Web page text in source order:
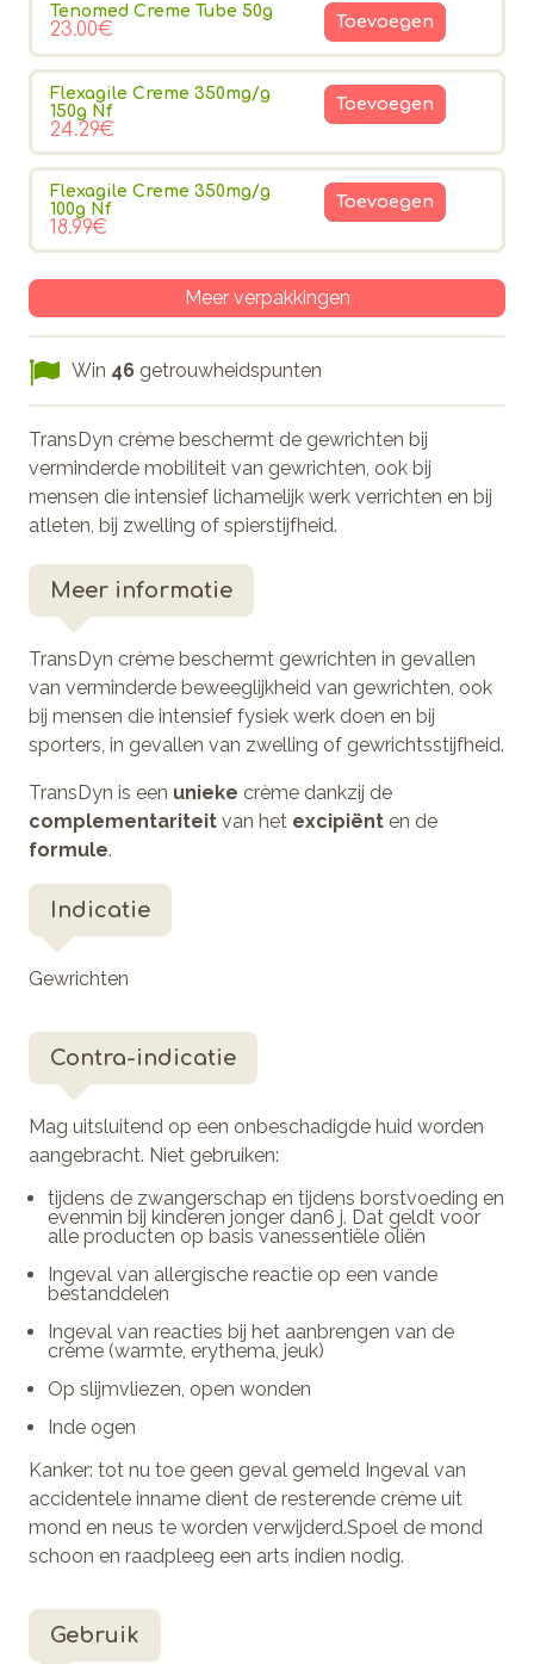
Tenomed Creme Tube 50g
23.00€ Toevoegen
Flexagile Creme 350mg/g
150g Nf
24.29€
Toevoegen
Flexagile Creme 350mg/g
100g Nf
18.99€
Toevoegen
Meer verpakkingen
Win 46 getrouwheidspunten
TransDyn crème beschermt de gewrichten bij
verminderde mobiliteit van gewrichten, ook bij
mensen die intensief lichamelijk werk verrichten en bij
atleten, bij zwelling of spierstijfheid.
Meer informatie
TransDyn crème beschermt gewrichten in gevallen
van verminderde beweeglijkheid van gewrichten, ook
bij mensen die intensief fysiek werk doen en bij
sporters, in gevallen van zwelling of gewrichtsstijfheid.
TransDyn is een unieke crème dankzij de
complementariteit van het excipiënt en de
formule.
Indicatie
Gewrichten
Contra-indicatie
Mag uitsluitend op een onbeschadigde huid worden
aangebracht. Niet gebruiken:
tijdens de zwangerschap en tijdens borstvoeding en
evenmin bij kinderen jonger dan6 j. Dat geldt voor
alle producten op basis vanessentiële oliën
Ingeval van allergische reactie op een vande
bestanddelen
Ingeval van reacties bij het aanbrengen van de
crème (warmte, erythema, jeuk)
Op slijmvliezen, open wonden
Inde ogen
Kanker: tot nu toe geen geval gemeld Ingeval van
accidentele inname dient de resterende crème uit
mond en neus te worden verwijderd.Spoel de mond
schoon en raadpleeg een arts indien nodig.
Gebruik